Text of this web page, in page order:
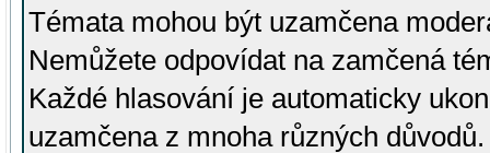
Témata mohou být uzamčena
Nemůžete odpovídat na zamčená
Každé hlasování je automaticky
uzamčena z mnoha různých důvodů.